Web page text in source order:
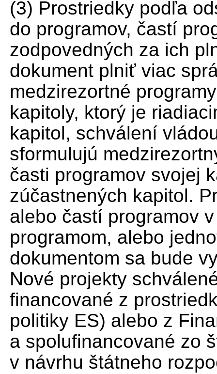
(3) Prostriedky podľa
do programov, častí
zodpovedných za ich
dokument plniť viac
medzirezortné
kapitoly, ktorý je
kapitol, schválení
sformulujú
časti programov svojej
zúčastnených kapitol.
alebo častí programov
programom, alebo
dokumentom sa bude
Nové projekty
financované z
politiky ES) alebo z
a spolufinancované zo
v návrhu štátneho